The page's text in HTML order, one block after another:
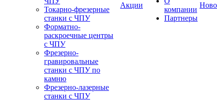
Токарно-фрезерные
станки с ЧПУ
Форматно-
раскроечные центры
с ЧПУ
Фрезерно-
гравировальные
станки с ЧПУ по
камню
Фрезерно-лазерные
станки с ЧПУ
Акции
компании
Партнеры